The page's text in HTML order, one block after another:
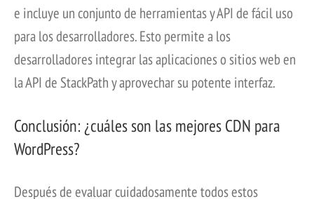
e incluye un conjunto de herramientas y API de fácil uso
para los desarrolladores. Esto permite a los
desarrolladores integrar las aplicaciones o sitios web en
la API de StackPath y aprovechar su potente interfaz.
Conclusión: ¿cuáles son las mejores CDN para
WordPress?
Después de evaluar cuidadosamente todos estos